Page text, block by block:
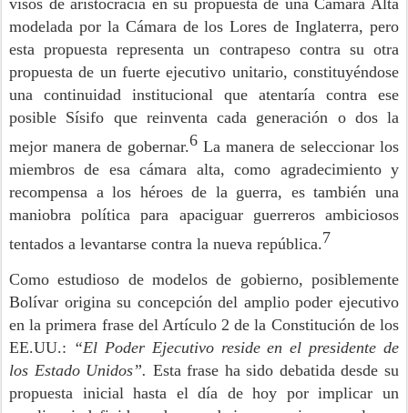
modelada por la Cámara de los Lores de Inglaterra, pero
esta propuesta representa un contrapeso contra su otra
propuesta de un fuerte ejecutivo unitario, constituyéndose
una continuidad institucional que atentaría contra ese
posible Sísifo que reinventa cada generación o dos la
mejor manera de gobernar.6 La manera de seleccionar los
miembros de esa cámara alta, como agradecimiento y
recompensa a los héroes de la guerra, es también una
maniobra política para apaciguar guerreros ambiciosos
tentados a levantarse contra la nueva república.7
Como estudioso de modelos de gobierno, posiblemente
Bolívar origina su concepción del amplio poder ejecutivo
en la primera frase del Artículo 2 de la Constitución de los
EE.UU.: “El Poder Ejecutivo reside en el presidente de
los Estado Unidos”. Esta frase ha sido debatida desde su
propuesta inicial hasta el día de hoy por implicar un